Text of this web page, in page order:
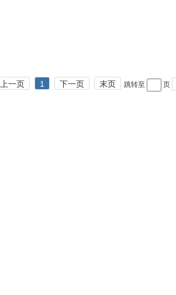
上一页 1 下一页 末页 跳转至 页